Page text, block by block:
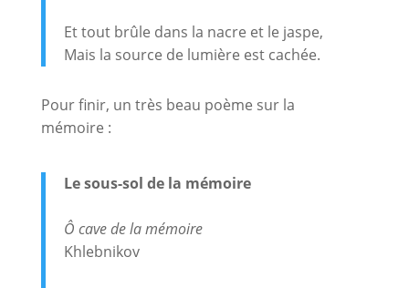
Et tout brûle dans la nacre et le jaspe,
Mais la source de lumière est cachée.
Pour finir, un très beau poème sur la
mémoire :
Le sous-sol de la mémoire
Ô cave de la mémoire
Khlebnikov